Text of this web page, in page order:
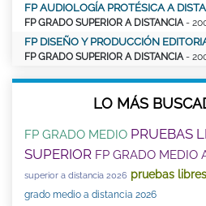
FP AUDIOLOGÍA PROTÉSICA A
FP GRADO SUPERIOR A DISTANCIA -
FP DISEÑO Y PRODUCCIÓN
FP GRADO SUPERIOR A DISTANCIA -
LO MÁS
FP GRADO MEDIO PRUEBAS
SUPERIOR FP GRADO MEDIO
superior a distancia 2026 pruebas
grado medio a distancia 2026